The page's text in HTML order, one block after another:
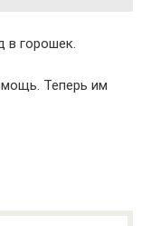
в горошек.
Теперь им